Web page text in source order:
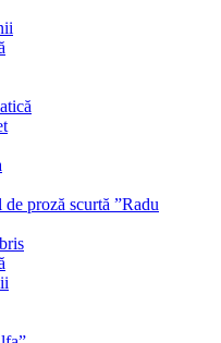
proză scurtă ”Radu